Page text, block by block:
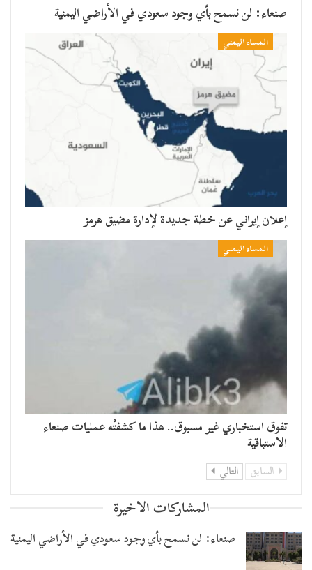
صنعاء: لن نسمح بأي وجود سعودي في الأراضي اليمنية
المساء اليمني
إعلان إيراني عن خطة جديدة لإدارة مضيق هرمز
المساء اليمني
تفوق استخباري غير مسبوق.. هذا ما كشفتْه عمليات صنعاء
الاستباقية
السابق التالي
المشاركات الاخيرة
صنعاء: لن نسمح بأي وجود سعودي في الأراضي اليمنية